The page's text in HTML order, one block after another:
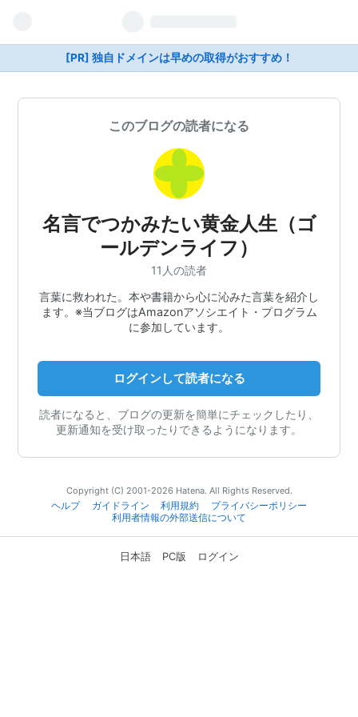
[PR] 独自ドメインは早めの取得がおすすめ！
このブログの読者になる
名言でつかみたい黄金人生（ゴ
ールデンライフ）
11人の読者
言葉に救われた。本や書籍から心に沁みた言葉を紹介し
ます。※当ブログはAmazonアソシエイト・プログラム
に参加しています。
ログインして読者になる
読者になると、ブログの更新を簡単にチェックしたり、
更新通知を受け取ったりできるようになります。
Copyright (C) 2001-2026 Hatena. All Rights Reserved.
ヘルプ
ガイドライン 利用規約
プライバシーポリシー
利用者情報の外部送信について
日本語 PC版 ログイン